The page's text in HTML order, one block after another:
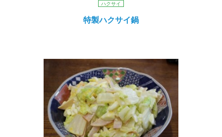
ハクサイ
特製ハクサイ鍋